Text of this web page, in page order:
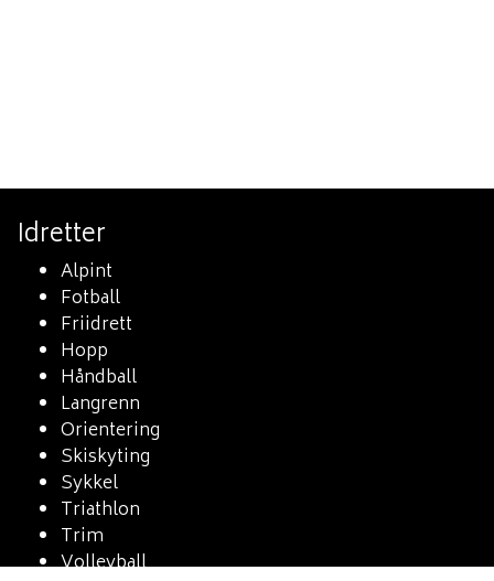
Idretter
Alpint
Fotball
Friidrett
Hopp
Håndball
Langrenn
Orientering
Skiskyting
Sykkel
Triathlon
Trim
Volleyball